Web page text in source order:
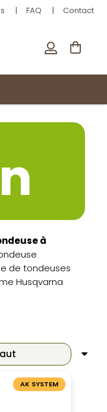
FAQ Contact
à
de tondeuses
Husqvarna
AK SYSTEM